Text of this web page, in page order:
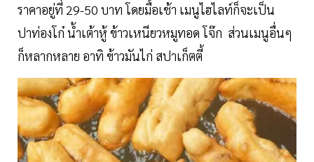
ราคาอยู่ที่ 29-50 บาท โดยมื้อเช้า เมนูไฮไลท์ก็จะเป็น
ปาท่องโก๋ น้ำเต้าหู้ ข้าวเหนียวหมูทอด โจ๊ก ส่วนเมนูอื่นๆ
ก็หลากหลาย อาทิ ข้าวมันไก่ สปาเก็ตตี้